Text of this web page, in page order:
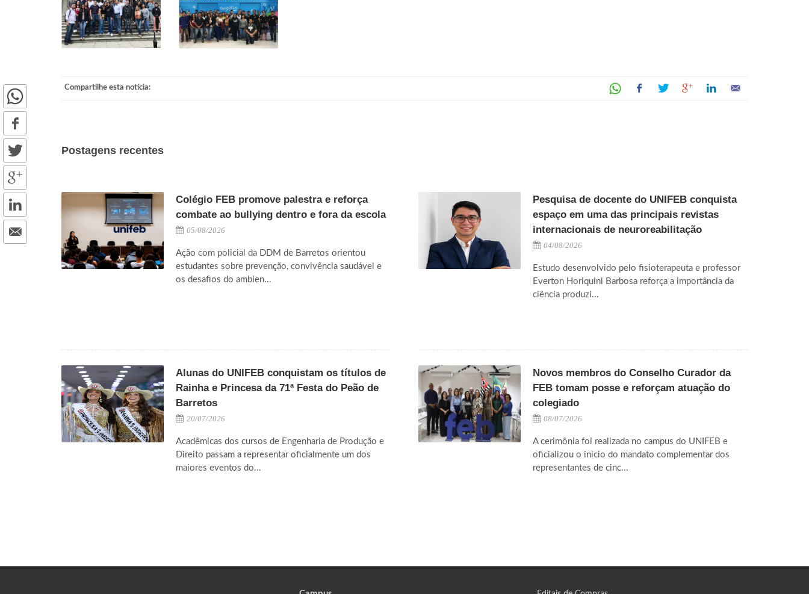
Compartilhe esta notícia:
Postagens recentes
Colégio FEB promove palestra e reforça
combate ao bullying dentro e fora da escola
05/08/2026
Ação com policial da DDM de Barretos orientou
estudantes sobre prevenção, convivência saudável e
os desafios do ambien...
Pesquisa de docente do UNIFEB conquista
espaço em uma das principais revistas
internacionais de neuroreabilitação
04/08/2026
Estudo desenvolvido pelo fisioterapeuta e professor
Everton Horiquini Barbosa reforça a importância da
ciência produzi...
Alunas do UNIFEB conquistam os títulos de
Rainha e Princesa da 71ª Festa do Peão de
Barretos
20/07/2026
Acadêmicas dos cursos de Engenharia de Produção e
Direito passam a representar oficialmente um dos
maiores eventos do...
Novos membros do Conselho Curador da
FEB tomam posse e reforçam atuação do
colegiado
08/07/2026
A cerimônia foi realizada no campus do UNIFEB e
oficializou o início do mandato complementar dos
representantes de cinc...